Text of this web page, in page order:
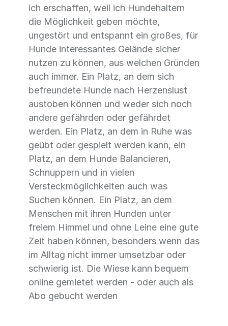
ich erschaffen, weil ich Hundehaltern
die Möglichkeit geben möchte,
ungestört und entspannt ein großes, für
Hunde interessantes Gelände sicher
nutzen zu können, aus welchen Gründen
auch immer. Ein Platz, an dem sich
befreundete Hunde nach Herzenslust
austoben können und weder sich noch
andere gefährden oder gefährdet
werden. Ein Platz, an dem in Ruhe was
geübt oder gespielt werden kann, ein
Platz, an dem Hunde Balancieren,
Schnuppern und in vielen
Versteckmöglichkeiten auch was
Suchen können. Ein Platz, an dem
Menschen mit ihren Hunden unter
freiem Himmel und ohne Leine eine gute
Zeit haben können, besonders wenn das
im Alltag nicht immer umsetzbar oder
schwierig ist. Die Wiese kann bequem
online gemietet werden - oder auch als
Abo gebucht werden